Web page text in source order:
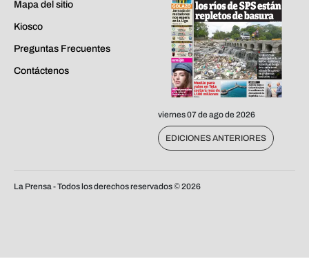
Mapa del sitio
Kiosco
Preguntas Frecuentes
Contáctenos
viernes 07 de ago de 2026
EDICIONES ANTERIORES
La Prensa - Todos los derechos reservados ©2026